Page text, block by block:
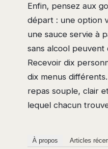
Enfin, pensez aux
départ : une option
une sauce servie à
sans alcool
Recevoir dix
dix menus
repas souple, clair
lequel chacun
À propos Articles